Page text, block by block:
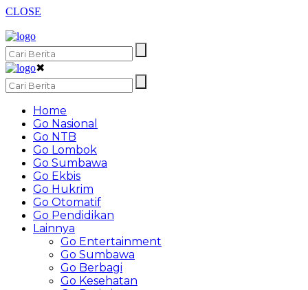
CLOSE
✖
Home
Go Nasional
Go NTB
Go Lombok
Go Sumbawa
Go Ekbis
Go Hukrim
Go Otomatif
Go Pendidikan
Lainnya
Go Entertainment
Go Sumbawa
Go Berbagi
Go Kesehatan